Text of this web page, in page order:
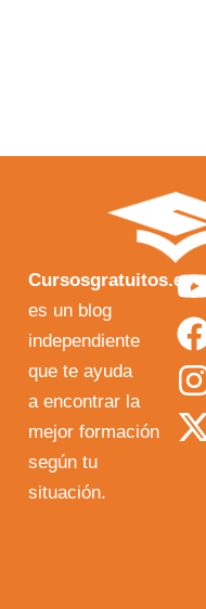
Cursosgratuitos.es
es un blog
independiente
que te ayuda
a encontrar la
mejor formación
según tu
situación.
t
I
t
-
t
i